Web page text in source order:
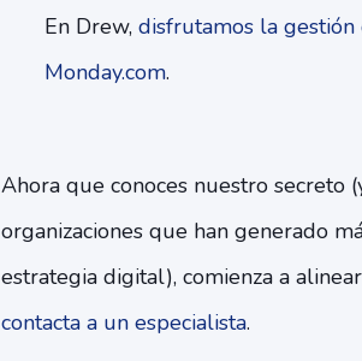
En Drew, disfrutamos la
Monday.com.
Ahora que conoces nuestro secreto
organizaciones que han generado
estrategia digital), comienza a
contacta a un especialista.